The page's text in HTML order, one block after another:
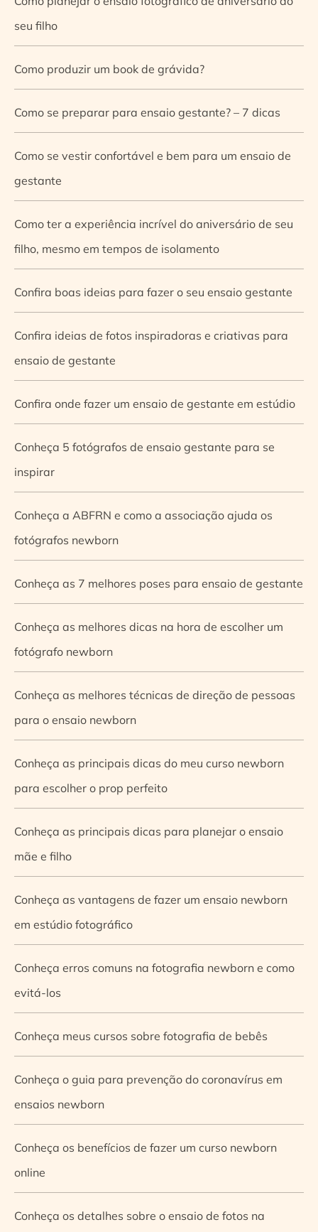
seu filho
Como produzir um book de grávida?
Como se preparar para ensaio gestante? – 7 dicas
Como se vestir confortável e bem para um ensaio de
gestante
Como ter a experiência incrível do aniversário de seu
filho, mesmo em tempos de isolamento
Confira boas ideias para fazer o seu ensaio gestante
Confira ideias de fotos inspiradoras e criativas para
ensaio de gestante
Confira onde fazer um ensaio de gestante em estúdio
Conheça 5 fotógrafos de ensaio gestante para se
inspirar
Conheça a ABFRN e como a associação ajuda os
fotógrafos newborn
Conheça as 7 melhores poses para ensaio de gestante
Conheça as melhores dicas na hora de escolher um
fotógrafo newborn
Conheça as melhores técnicas de direção de pessoas
para o ensaio newborn
Conheça as principais dicas do meu curso newborn
para escolher o prop perfeito
Conheça as principais dicas para planejar o ensaio
mãe e filho
Conheça as vantagens de fazer um ensaio newborn
em estúdio fotográfico
Conheça erros comuns na fotografia newborn e como
evitá-los
Conheça meus cursos sobre fotografia de bebês
Conheça o guia para prevenção do coronavírus em
ensaios newborn
Conheça os benefícios de fazer um curso newborn
online
Conheça os detalhes sobre o ensaio de fotos na